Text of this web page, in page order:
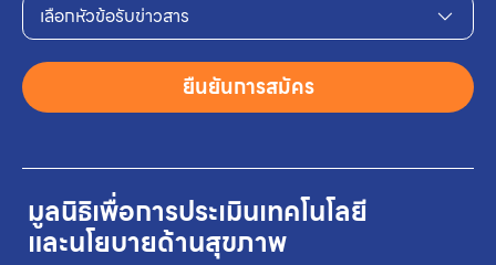
มูลนิธิเพื่อการประเมินเทคโนโลยี
และนโยบายด้านสุขภาพ
เลือกหัวข้อรับข่าวสาร
ยืนยันการสมัคร